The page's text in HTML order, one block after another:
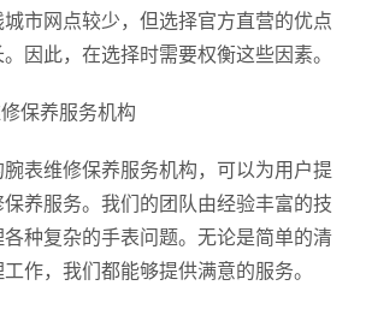
市网点较少，但选择官方直营的优点
因此，在选择时需要权衡这些因素。
保养服务机构
表维修保养服务机构，可以为用户提
养服务。我们的团队由经验丰富的技
种复杂的手表问题。无论是简单的清
作，我们都能够提供满意的服务。